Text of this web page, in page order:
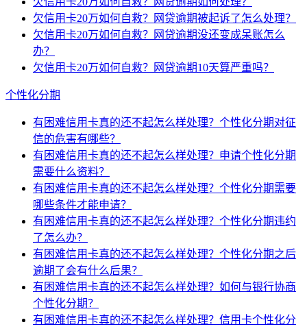
欠信用卡20万如何自救？网贷逾期被起诉了怎么处理？
欠信用卡20万如何自救？网贷逾期没还变成呆账怎么
办？
欠信用卡20万如何自救？网贷逾期10天算严重吗？
个性化分期
有困难信用卡真的还不起怎么样处理？个性化分期对征
信的危害有哪些？
有困难信用卡真的还不起怎么样处理？申请个性化分期
需要什么资料？
有困难信用卡真的还不起怎么样处理？个性化分期需要
哪些条件才能申请？
有困难信用卡真的还不起怎么样处理？个性化分期违约
了怎么办？
有困难信用卡真的还不起怎么样处理？个性化分期之后
逾期了会有什么后果？
有困难信用卡真的还不起怎么样处理？如何与银行协商
个性化分期？
有困难信用卡真的还不起怎么样处理？信用卡个性化分